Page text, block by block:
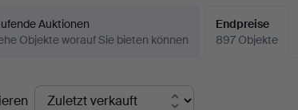
Auktionen
Objekte worauf Sie bieten können
Endpreise
897 Objekte